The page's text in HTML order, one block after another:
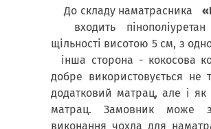
До складу наматрасника
входить пінополіуретан
щільності висотою 5 см, з
інша сторона - кокосова
добре використовується не
додатковий матрац, але і як
матрац. Замовник може
виконання чохла для